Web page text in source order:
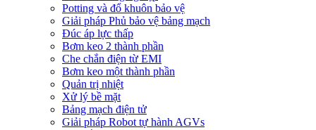
Potting và đổ khuôn bảo vệ
Giải pháp Phủ bảo vệ bảng mạch
Đúc áp lực thấp
Bơm keo 2 thành phần
Che chắn điện từ EMI
Bơm keo một thành phần
Quản trị nhiệt
Xử lý bề mặt
Bảng mạch điện tử
Giải pháp Robot tự hành AGVs